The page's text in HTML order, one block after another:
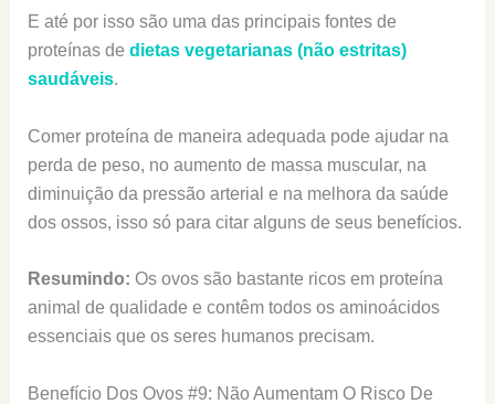
E até por isso são uma das principais fontes de
proteínas de dietas vegetarianas (não estritas)
saudáveis.
Comer proteína de maneira adequada pode ajudar na
perda de peso, no aumento de massa muscular, na
diminuição da pressão arterial e na melhora da saúde
dos ossos, isso só para citar alguns de seus benefícios.
Resumindo: Os ovos são bastante ricos em proteína
animal de qualidade e contêm todos os aminoácidos
essenciais que os seres humanos precisam.
Benefício Dos Ovos #9: Não Aumentam O Risco De